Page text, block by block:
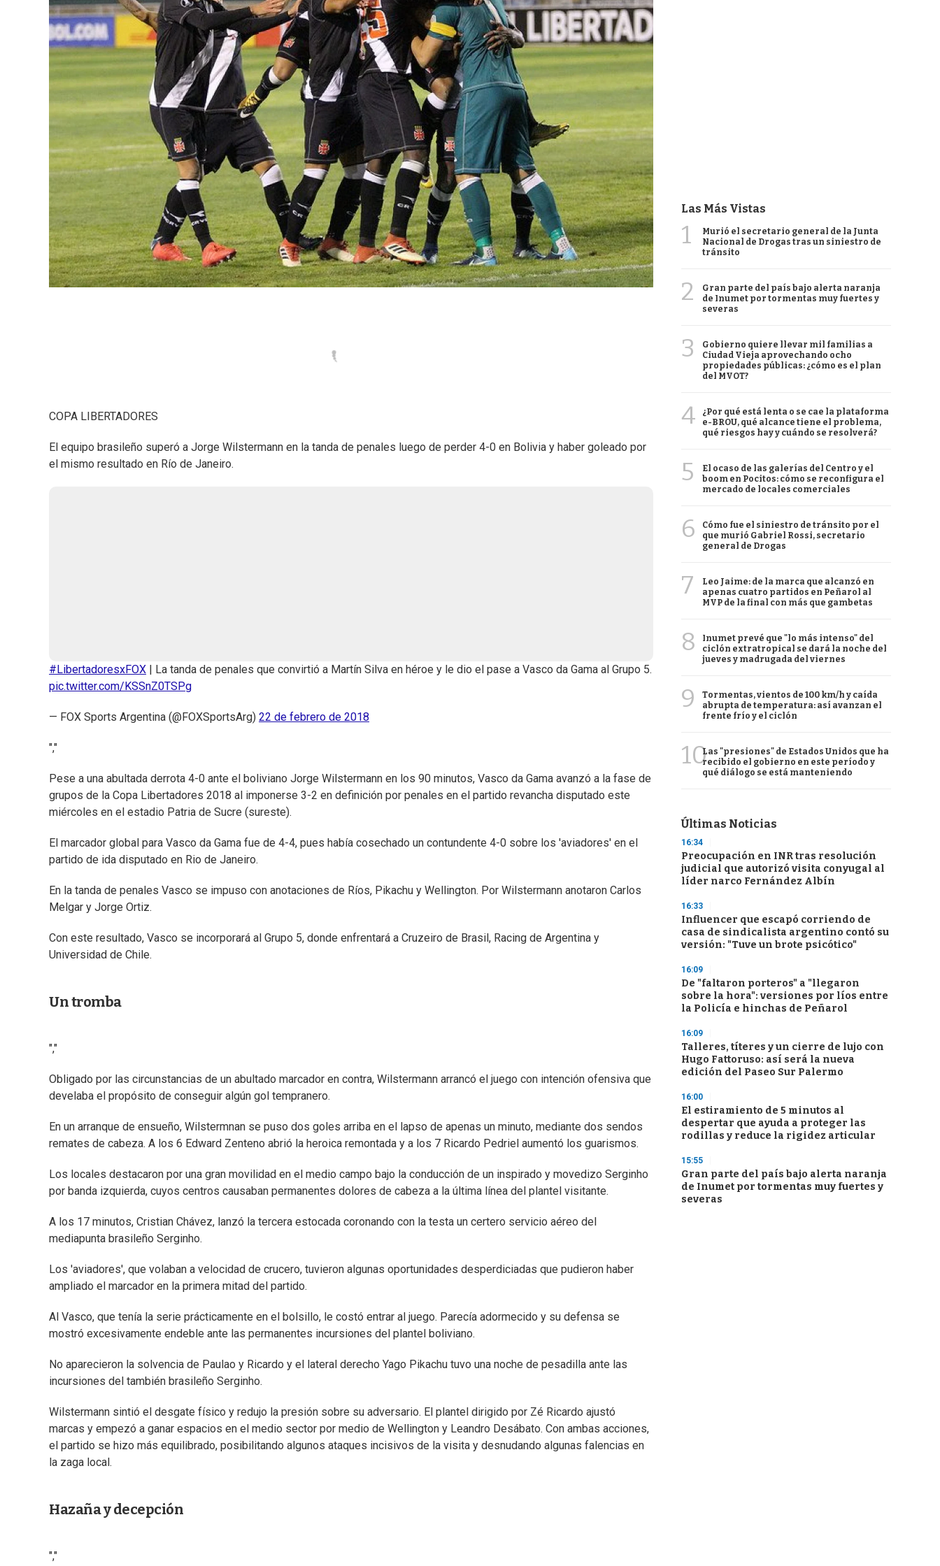
COPA LIBERTADORES
El equipo brasileño superó a Jorge Wilstermann en la tanda de penales luego de perder 4-0 en Bolivia y haber goleado por
el mismo resultado en Río de Janeiro.
#LibertadoresxFOX | La tanda de penales que convirtió a Martín Silva en héroe y le dio el pase a Vasco da Gama al Grupo 5.
pic.twitter.com/KSSnZ0TSPg
— FOX Sports Argentina (@FOXSportsArg) 22 de febrero de 2018
","
Pese a una abultada derrota 4-0 ante el boliviano Jorge Wilstermann en los 90 minutos, Vasco da Gama avanzó a la fase de
grupos de la Copa Libertadores 2018 al imponerse 3-2 en definición por penales en el partido revancha disputado este
miércoles en el estadio Patria de Sucre (sureste).
El marcador global para Vasco da Gama fue de 4-4, pues había cosechado un contundente 4-0 sobre los 'aviadores' en el
partido de ida disputado en Rio de Janeiro.
En la tanda de penales Vasco se impuso con anotaciones de Ríos, Pikachu y Wellington. Por Wilstermann anotaron Carlos
Melgar y Jorge Ortiz.
Con este resultado, Vasco se incorporará al Grupo 5, donde enfrentará a Cruzeiro de Brasil, Racing de Argentina y
Universidad de Chile.
Un tromba
","
Obligado por las circunstancias de un abultado marcador en contra, Wilstermann arrancó el juego con intención ofensiva que
develaba el propósito de conseguir algún gol tempranero.
En un arranque de ensueño, Wilstermnan se puso dos goles arriba en el lapso de apenas un minuto, mediante dos sendos
remates de cabeza. A los 6 Edward Zenteno abrió la heroica remontada y a los 7 Ricardo Pedriel aumentó los guarismos.
Los locales destacaron por una gran movilidad en el medio campo bajo la conducción de un inspirado y movedizo Serginho
por banda izquierda, cuyos centros causaban permanentes dolores de cabeza a la última línea del plantel visitante.
A los 17 minutos, Cristian Chávez, lanzó la tercera estocada coronando con la testa un certero servicio aéreo del
mediapunta brasileño Serginho.
Los 'aviadores', que volaban a velocidad de crucero, tuvieron algunas oportunidades desperdiciadas que pudieron haber
ampliado el marcador en la primera mitad del partido.
Al Vasco, que tenía la serie prácticamente en el bolsillo, le costó entrar al juego. Parecía adormecido y su defensa se
mostró excesivamente endeble ante las permanentes incursiones del plantel boliviano.
No aparecieron la solvencia de Paulao y Ricardo y el lateral derecho Yago Pikachu tuvo una noche de pesadilla ante las
incursiones del también brasileño Serginho.
Wilstermann sintió el desgate físico y redujo la presión sobre su adversario. El plantel dirigido por Zé Ricardo ajustó
marcas y empezó a ganar espacios en el medio sector por medio de Wellington y Leandro Desábato. Con ambas acciones,
el partido se hizo más equilibrado, posibilitando algunos ataques incisivos de la visita y desnudando algunas falencias en
la zaga local.
Hazaña y decepción
","
Las Más Vistas
1
Murió el secretario general de la Junta
Nacional de Drogas tras un siniestro de
tránsito
2
Gran parte del país bajo alerta naranja
de Inumet por tormentas muy fuertes y
severas
3
Gobierno quiere llevar mil familias a
Ciudad Vieja aprovechando ocho
propiedades públicas: ¿cómo es el plan
del MVOT?
4
¿Por qué está lenta o se cae la plataforma
e-BROU, qué alcance tiene el problema,
qué riesgos hay y cuándo se resolverá?
5
El ocaso de las galerías del Centro y el
boom en Pocitos: cómo se reconfigura el
mercado de locales comerciales
6
Cómo fue el siniestro de tránsito por el
que murió Gabriel Rossi, secretario
general de Drogas
7
Leo Jaime: de la marca que alcanzó en
apenas cuatro partidos en Peñarol al
MVP de la final con más que gambetas
8
Inumet prevé que "lo más intenso" del
ciclón extratropical se dará la noche del
jueves y madrugada del viernes
9
Tormentas, vientos de 100 km/h y caída
abrupta de temperatura: así avanzan el
frente frío y el ciclón
10Las "presiones" de Estados Unidos que ha
recibido el gobierno en este período y
qué diálogo se está manteniendo
Últimas Noticias
16:34
Preocupación en INR tras resolución
judicial que autorizó visita conyugal al
líder narco Fernández Albín
16:33
Influencer que escapó corriendo de
casa de sindicalista argentino contó su
versión: "Tuve un brote psicótico"
16:09
De "faltaron porteros" a "llegaron
sobre la hora": versiones por líos entre
la Policía e hinchas de Peñarol
16:09
Talleres, títeres y un cierre de lujo con
Hugo Fattoruso: así será la nueva
edición del Paseo Sur Palermo
16:00
El estiramiento de 5 minutos al
despertar que ayuda a proteger las
rodillas y reduce la rigidez articular
15:55
Gran parte del país bajo alerta naranja
de Inumet por tormentas muy fuertes y
severas